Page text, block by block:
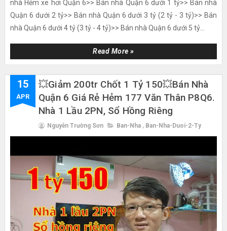
nhà Hẻm xe hơi Quận 6>> Bán nhà Quận 6 dưới 1 tỷ>> Bán nhà
Quận 6 dưới 2 tỷ>> Bán nhà Quận 6 dưới 3 tỷ (2 tỷ - 3 tỷ)>> Bán
nhà Quận 6 dưới 4 tỷ (3 tỷ - 4 tỷ)>> Bán nhà Quận 6 dưới 5 tỷ...
Read More »
15
APR
💥Giảm 200tr Chốt 1 Tỷ 150💥Bán Nhà
Quận 6 Giá Rẻ Hẻm 177 Văn Thân P8Q6.
Nhà 1 Lầu 2PN, Sổ Hồng Riêng
Nguyễn Trường Sơn Ban-Nha , Ban-Nha-Duoi-2-Ty